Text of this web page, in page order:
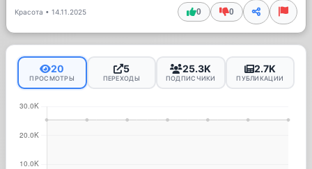
Красота • 14.11.2025 0 0
20
ПРОСМОТРЫ
5
ПЕРЕХОДЫ
25.3K
ПОДПИСЧИКИ
2.7K
ПУБЛИКАЦИИ